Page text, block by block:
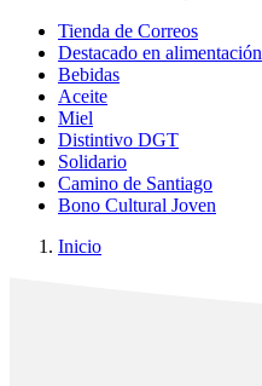
Tienda de Correos
Destacado en alimentación
Bebidas
Aceite
Miel
Distintivo DGT
Solidario
Camino de Santiago
Bono Cultural Joven
Inicio